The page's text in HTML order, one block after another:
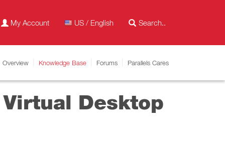
My Account US / English
Overview Knowledge Base Forums Parallels Cares
Desktop